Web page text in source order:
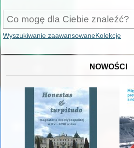
Wyszukiwanie zaawansowaneKolekcje
NOWOŚCI